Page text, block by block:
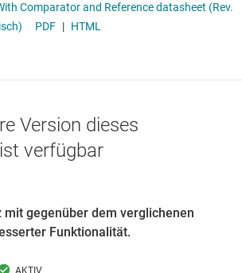
and Reference datasheet (Rev.
PDF | HTML
Version dieses
verfügbar
mit gegenüber dem verglichenen
Funktionalität.